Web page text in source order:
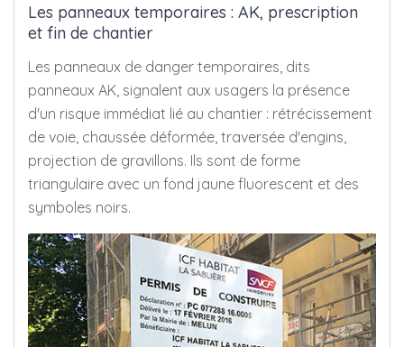
Les panneaux temporaires : AK, prescription
et fin de chantier
Les panneaux de danger temporaires, dits
panneaux AK, signalent aux usagers la présence
d'un risque immédiat lié au chantier : rétrécissement
de voie, chaussée déformée, traversée d'engins,
projection de gravillons. Ils sont de forme
triangulaire avec un fond jaune fluorescent et des
symboles noirs.